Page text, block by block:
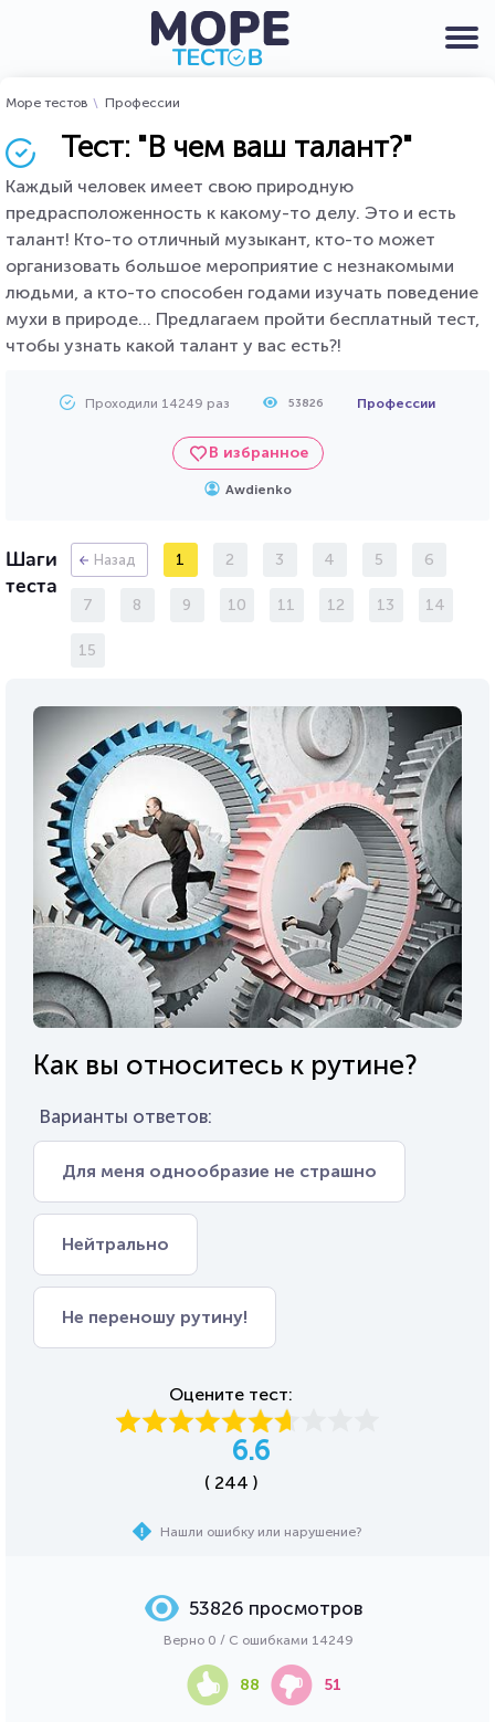
Море тестов Профессии
Тест: "В чем ваш талант?"
Каждый человек имеет свою природную
предрасположенность к какому-то делу. Это и есть
талант! Кто-то отличный музыкант, кто-то может
организовать большое мероприятие с незнакомыми
людьми, а кто-то способен годами изучать поведение
мухи в природе... Предлагаем пройти бесплатный тест,
чтобы узнать какой талант у вас есть?!
Проходили 14249 раз 53826 Профессии
В избранное
Awdienko
Шаги
теста
Назад 1 2 3 4 5 6
7 8 9 10 11 12 13 14
15
Как вы относитесь к рутине?
Варианты ответов:
Для меня однообразие не страшно
Нейтрально
Не переношу рутину!
Оцените тест:
6.6
( 244 )
Нашли ошибку или нарушение?
53826 просмотров
Верно 0 / С ошибками 14249
88 51